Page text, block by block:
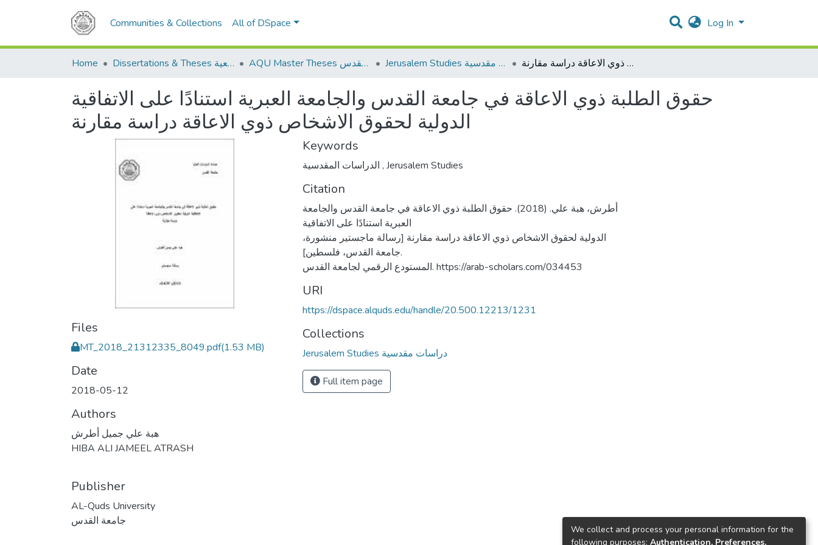
Communities & Collections All of DSpace Log In
Home Dissertations & Theses الرسائل الجامعية AQU Master Theses الرسائل الجامعية الخاصة بجامعة القدس Jerusalem Studies دراسات مقدسية حقوق الطلبة ذوي الاعاقة في جامعة القدس والجامعة العبرية استنادًا على الاتفاقية الدولية لحقوق الاشخاص ذوي الاعاقة دراسة مقارنة
حقوق الطلبة ذوي الاعاقة في جامعة القدس والجامعة العبرية استنادًا على الاتفاقية
الدولية لحقوق الاشخاص ذوي الاعاقة دراسة مقارنة
Files
MT_2018_21312335_8049.pdf(1.53 MB)
Date
2018-05-12
Authors
هبة علي جميل أطرش
HIBA ALI JAMEEL ATRASH
Publisher
AL-Quds University
جامعة القدس
Keywords
, Jerusalem Studies
Citation
أطرش، هبة علي. (2018). حقوق الطلبة ذوي الاعاقة في جامعة القدس والجامعة
العبرية استنادًا على الاتفاقية
الدولية لحقوق الاشخاص ذوي الاعاقة دراسة مقارنة [رسالة ماجستير منشورة،
جامعة القدس، فلسطين].
المستودع الرقمي لجامعة القدس. https://arab-scholars.com/034453
URI
https://dspace.alquds.edu/handle/20.500.12213/1231
Collections
Jerusalem Studies دراسات مقدسية
Full item page
We collect and process your personal information for the
following purposes: Authentication, Preferences,